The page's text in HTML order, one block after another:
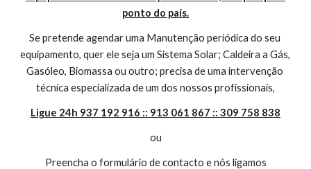
ponto do país.
Se pretende agendar uma Manutenção periódica do seu
equipamento, quer ele seja um Sistema Solar; Caldeira a Gás,
Gasóleo, Biomassa ou outro; precisa de uma intervenção
técnica especializada de um dos nossos profissionais,
Ligue 24h 937 192 916 :: 913 061 867 :: 309 758 838
ou
Preencha o formulário de contacto e nós ligamos